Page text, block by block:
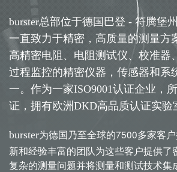
burster总部位于德国巴登 - 符腾堡
一直致力于精密，高质量的测量方
高精密电阻、电阻测试仪、校准器
过程监控的精密仪器，传感器和系
一。作为一家ISO9001认证企业，
证，拥有欧洲DKD高品质认证实验
burster为德国乃至全球的7500多家客
新和经验丰富的团队为这些客户提供了
复杂的测量问题并将测量和测试技术集